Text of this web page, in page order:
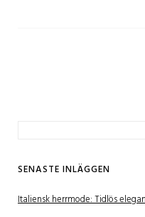
SENASTE INLÄGGEN
Italiensk herrmode: Tidlös